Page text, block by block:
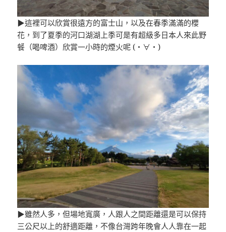
▶這裡可以欣賞很遠方的富士山，以及在春季滿滿的櫻
花，到了夏季的河口湖湖上季可是有超級多日本人來此野
餐（喝啤酒）欣賞一小時的煙火呢 (・∀・)
▶雖然人多，但場地寬廣，人跟人之間距離還是可以保持
三公尺以上的舒適距離，不像台灣跨年晚會人人靠在一起